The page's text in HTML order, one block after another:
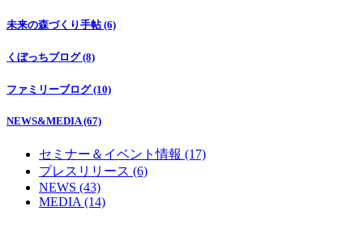
未来の森づくり手帖 (6)
くぼっちブログ (8)
ファミリーブログ (10)
NEWS&MEDIA (67)
セミナー＆イベント情報 (17)
プレスリリース (6)
NEWS (43)
MEDIA (14)